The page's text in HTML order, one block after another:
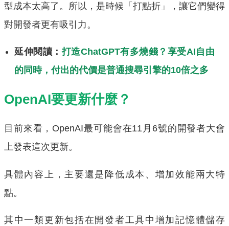
型成本太高了。所以，是時候「打點折」，讓它們變得
對開發者更有吸引力。
延伸閱讀：打造ChatGPT有多燒錢？享受AI自由
的同時，付出的代價是普通搜尋引擎的10倍之多
OpenAI要更新什麼？
目前來看，OpenAI最可能會在11月6號的開發者大會
上發表這次更新。
具體內容上，主要還是降低成本、增加效能兩大特
點。
其中一類更新包括在開發者工具中增加記憶體儲存